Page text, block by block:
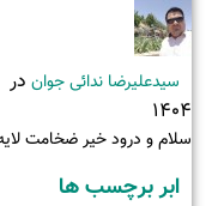
سیدعلیرضا ندائی جوان در
1404
سلام و درود خیر ضخامت لایه ها بایستی
ابر برچسب ها